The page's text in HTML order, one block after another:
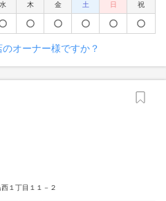
水 木 金 土 日 祝
オーナー様ですか？
１丁目１１－２